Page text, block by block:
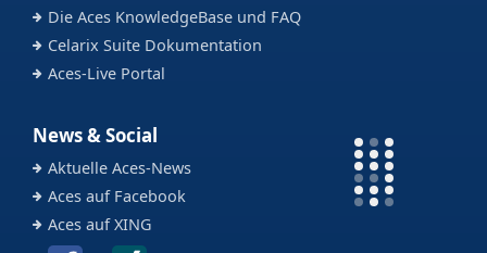
Die Aces KnowledgeBase und FAQ
Celarix Suite Dokumentation
Aces-Live Portal
News & Social
Aktuelle Aces-News
Aces auf Facebook
Aces auf XING